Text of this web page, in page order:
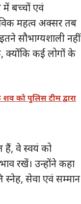
बच्चों एवं
महत्व अक्सर तब
सौभाग्यशाली नहीं
क्योंकि कई लोगों के
को पुलिस टीम द्वारा
हैं, वे स्वयं को
रखें। उन्होंने कहा
स्नेह, सेवा एवं सम्मान